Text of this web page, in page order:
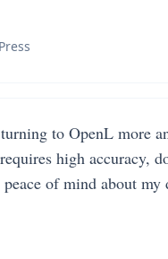
to OpenL more
high accuracy,
of mind about my